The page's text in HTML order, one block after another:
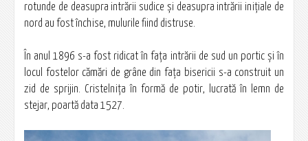
rotunde de deasupra intrării sudice şi deasupra intrării iniţiale de
nord au fost închise, mulurile fiind distruse.
În anul 1896 s-a fost ridicat în faţa intrării de sud un portic şi în
locul fostelor cămări de grâne din faţa bisericii s-a construit un
zid de sprijin. Cristelniţa în formă de potir, lucrată în lemn de
stejar, poartă data 1527.